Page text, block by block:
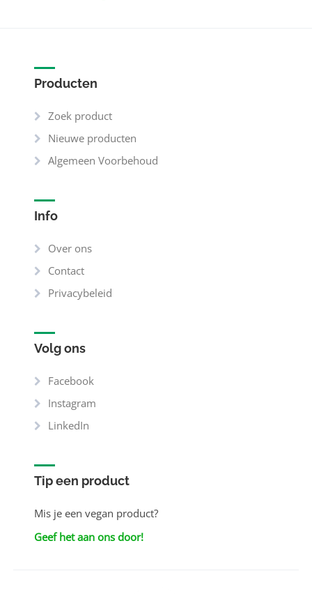
Producten
Zoek product
Nieuwe producten
Algemeen Voorbehoud
Info
Over ons
Contact
Privacybeleid
Volg ons
Facebook
Instagram
LinkedIn
Tip een product
Mis je een vegan product?
Geef het aan ons door!